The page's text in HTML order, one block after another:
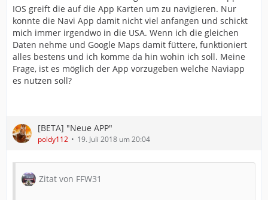
IOS greift die auf die App Karten um zu navigieren. Nur
konnte die Navi App damit nicht viel anfangen und schickt
mich immer irgendwo in die USA. Wenn ich die gleichen
Daten nehme und Google Maps damit füttere, funktioniert
alles bestens und ich komme da hin wohin ich soll. Meine
Frage, ist es möglich der App vorzugeben welche Naviapp
es nutzen soll?
[BETA] "Neue APP"
poldy112 19. Juli 2018 um 20:04
Zitat von FFW31